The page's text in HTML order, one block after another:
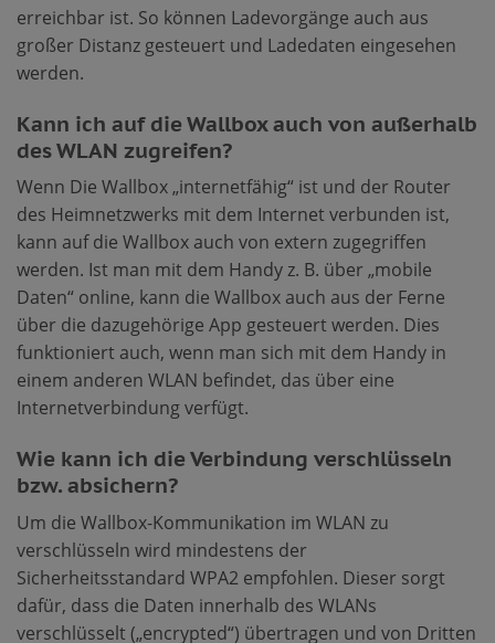
erreichbar ist. So können Ladevorgänge auch aus
großer Distanz gesteuert und Ladedaten eingesehen
werden.
Kann ich auf die Wallbox auch von außerhalb
des WLAN zugreifen?
Wenn Die Wallbox „internetfähig“ ist und der Router
des Heimnetzwerks mit dem Internet verbunden ist,
kann auf die Wallbox auch von extern zugegriffen
werden. Ist man mit dem Handy z. B. über „mobile
Daten“ online, kann die Wallbox auch aus der Ferne
über die dazugehörige App gesteuert werden. Dies
funktioniert auch, wenn man sich mit dem Handy in
einem anderen WLAN befindet, das über eine
Internetverbindung verfügt.
Wie kann ich die Verbindung verschlüsseln
bzw. absichern?
Um die Wallbox-Kommunikation im WLAN zu
verschlüsseln wird mindestens der
Sicherheitsstandard WPA2 empfohlen. Dieser sorgt
dafür, dass die Daten innerhalb des WLANs
verschlüsselt („encrypted“) übertragen und von Dritten